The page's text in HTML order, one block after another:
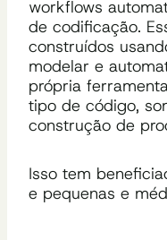
workflows
de codificação.
construídos
modelar e
própria
tipo de código,
construção de
Isso tem
e pequenas e